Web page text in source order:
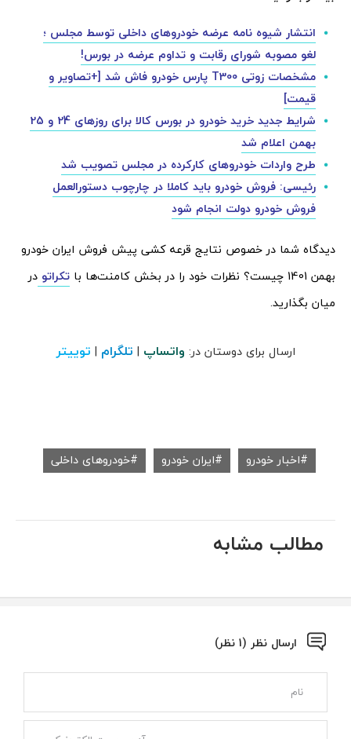
انتشار شیوه نامه عرضه خودروهای داخلی توسط مجلس ؛
لغو مصوبه شورای رقابت و تداوم عرضه در بورس!
مشخصات زوتی T300 پارس خودرو فاش شد [+تصاویر و
قیمت]
شرایط جدید خرید خودرو در بورس کالا برای روزهای 24 و 25
بهمن اعلام شد
طرح واردات خودروهای کارکرده در مجلس تصویب شد
رئیسی: فروش خودرو باید کاملا در چارچوب دستورالعمل
فروش خودرو دولت انجام شود
دیدگاه شما در خصوص نتایج قرعه کشی پیش فروش ایران خودرو
بهمن 1401 چیست؟ نظرات خود را در بخش کامنت‌ها با
تکراتو در
میان بگذارید.
ارسال برای دوستان در: واتساپ | تلگرام | توییتر
اخبار خودرو ایران خودرو خودروهای داخلی
مطالب مشابه
ارسال نظر (1 نظر)